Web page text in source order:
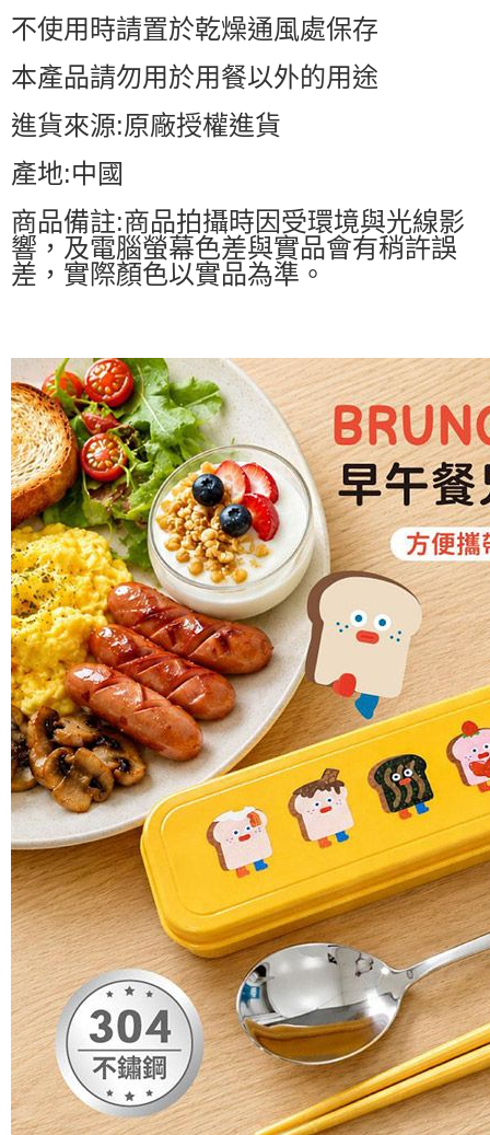
不使用時請置於乾燥通風處保存
本產品請勿用於用餐以外的用途
進貨來源:原廠授權進貨
產地:中國
商品備註:商品拍攝時因受環境與光線影
響，及電腦螢幕色差與實品會有稍許誤
差，實際顏色以實品為準。